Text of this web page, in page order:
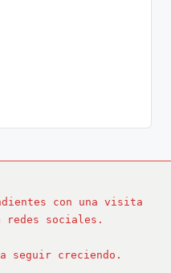
con una visita
sociales.
seguir creciendo.